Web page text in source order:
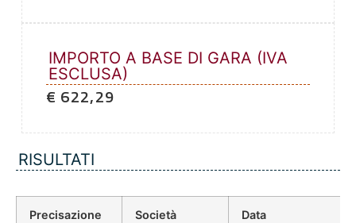
IMPORTO A BASE DI GARA (IVA
ESCLUSA)
€ 622,29
RISULTATI
Precisazione
Società
Data